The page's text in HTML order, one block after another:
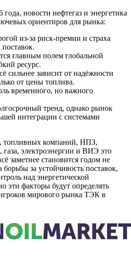
года, новости нефтегаз и энергетика
ориентиров для рынка:
из-за риск-премии и страха
главным полем глобальной
ресурс.
сильнее зависит от надёжности
от цены топлива.
временного, но важного
тренд, однако рынок
интеграции с системами
топливных компаний, НПЗ,
электроэнергии и ВИЭ это
заметнее становится годом не
за устойчивость поставок,
над энергетической
эти факторы будут определять
мирового рынка ТЭК в